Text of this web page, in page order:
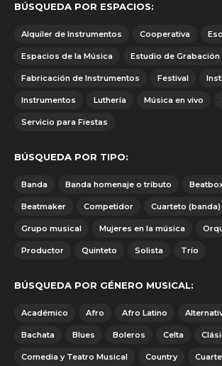
BÚSQUEDA POR ESPACIOS:
Alquiler de Instrumentos Cooperativa
Espacios de la Música Estudio de Grabación
Fabricación de Instrumentos Festival
Instrumentos Luthería Música en vivo
Servicio para Fiestas
BÚSQUEDA POR TIPO:
Banda Banda homenaje o tributo
Beatmaker Competidor Cuarteto (banda)
Grupo musical Mujeres en la música
Productor Quinteto Solista Trío
BÚSQUEDA POR GÉNERO MUSICAL:
Académico Afro Afro Latino
Bachata Blues Boleros Celta
Comedia y Teatro Musical Country